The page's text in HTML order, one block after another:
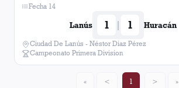
Fecha 14
Lanús 1 | 1 Huracán
Ciudad De Lanús - Néstor Diaz Pérez
Campeonato Primera Division
« < 1 > »